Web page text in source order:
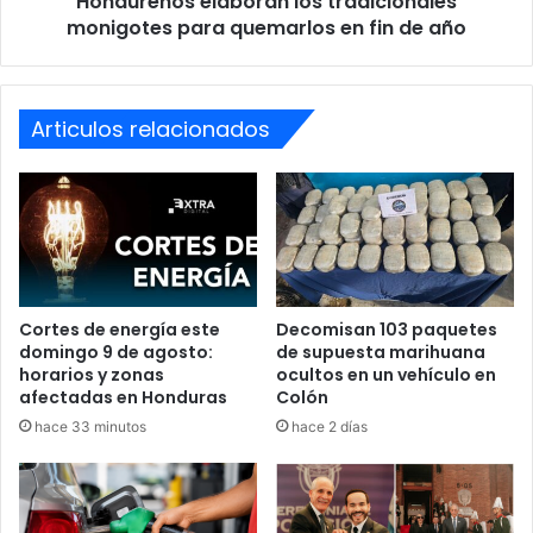
monigotes para quemarlos en fin de año
Articulos relacionados
Cortes de energía este
domingo 9 de agosto:
horarios y zonas
afectadas en Honduras
hace 33 minutos
Decomisan 103 paquetes
de supuesta marihuana
ocultos en un vehículo en
Colón
hace 2 días